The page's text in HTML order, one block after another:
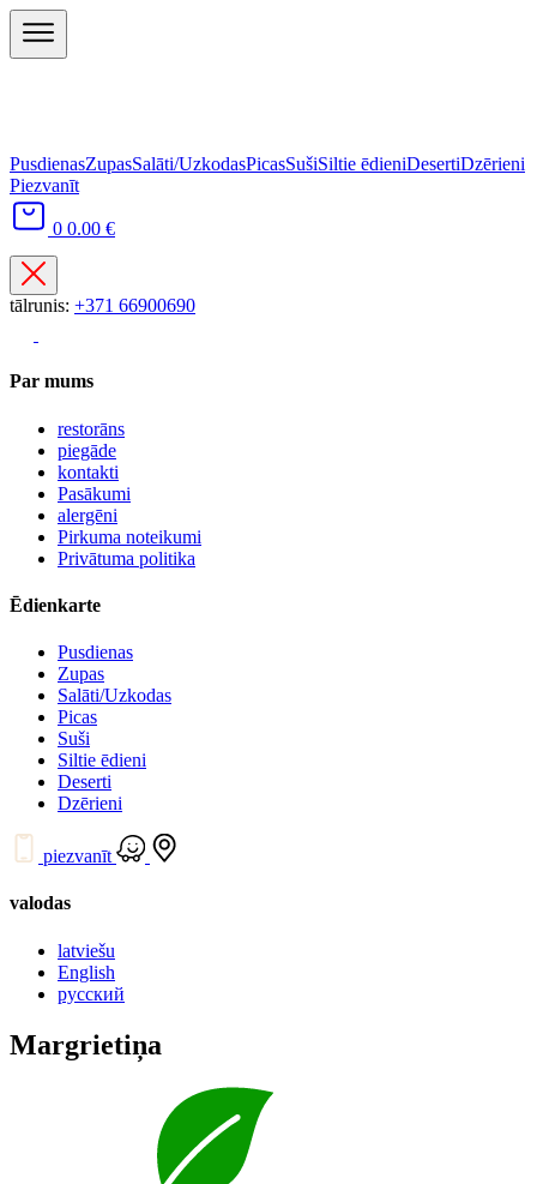
PusdienasZupasSalāti/UzkodasPicasSušiSiltie ēdieniDesertiDzērieni
Piezvanīt
0 0.00 €
tālrunis: +371 66900690
Par mums
restorāns
piegāde
kontakti
Pasākumi
alergēni
Pirkuma noteikumi
Privātuma politika
Ēdienkarte
Pusdienas
Zupas
Salāti/Uzkodas
Picas
Suši
Siltie ēdieni
Deserti
Dzērieni
piezvanīt
valodas
latviešu
English
русский
Margrietiņa